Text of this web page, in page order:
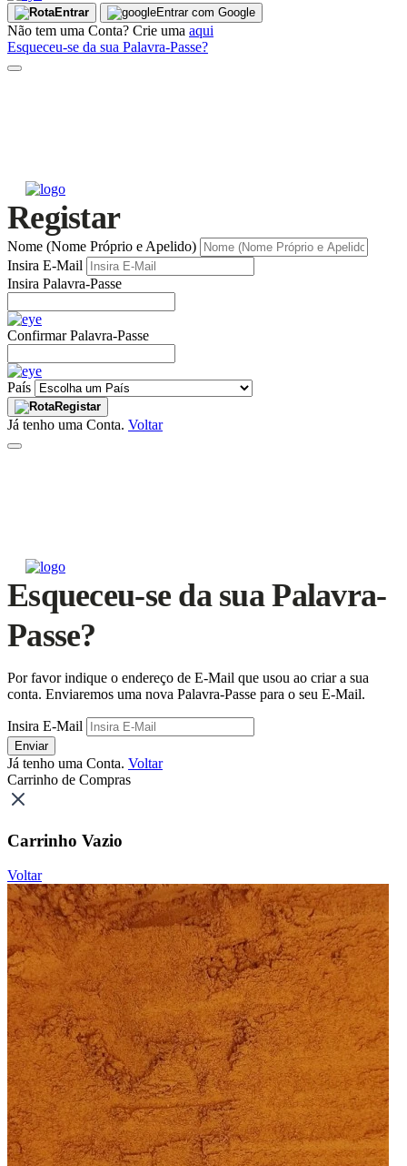
Entrar Entrar com Google
Não tem uma Conta? Crie uma aqui
Esqueceu-se da sua Palavra-Passe?
Registar
Nome (Nome Próprio e Apelido)
Insira E-Mail
Insira Palavra-Passe
Confirmar Palavra-Passe
País
Registar
Já tenho uma Conta. Voltar
Esqueceu-se da sua Palavra-
Passe?
Por favor indique o endereço de E-Mail que usou ao criar a sua
conta. Enviaremos uma nova Palavra-Passe para o seu E-Mail.
Insira E-Mail
Enviar
Já tenho uma Conta. Voltar
Carrinho de Compras
Carrinho Vazio
Voltar